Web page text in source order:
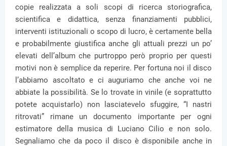
copie realizzata a soli scopi di ricerca storiografica,
scientifica e didattica, senza finanziamenti pubblici,
interventi istituzionali o scopo di lucro, è certamente bella
e probabilmente giustifica anche gli attuali prezzi un po’
elevati dell’album che purtroppo però proprio per questi
motivi non è semplice da reperire. Per fortuna noi il disco
l’abbiamo ascoltato e ci auguriamo che anche voi ne
abbiate la possibilità. Se lo trovate in vinile (e soprattutto
potete acquistarlo) non lasciatevelo sfuggire, “I nastri
ritrovati” rimane un documento importante per ogni
estimatore della musica di Luciano Cilio e non solo.
Segnaliamo che da poco il disco è disponibile anche in